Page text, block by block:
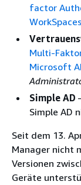
factor
Multi-
Microsoft
Simple AD
Simple AD
Seit dem 13.
Manager nicht
Versionen
Geräte